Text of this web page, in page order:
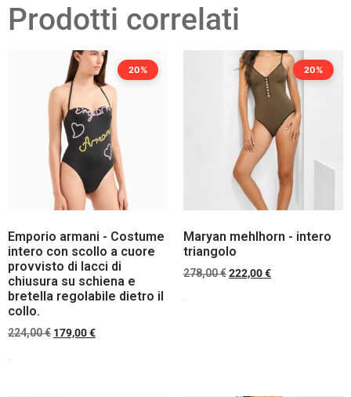
Prodotti correlati
20%
Emporio armani - Costume
intero con scollo a cuore
provvisto di lacci di
chiusura su schiena e
bretella regolabile dietro il
collo.
224,00€ 179,00€
20%
Maryan mehlhorn - intero
triangolo
278,00€222,00€